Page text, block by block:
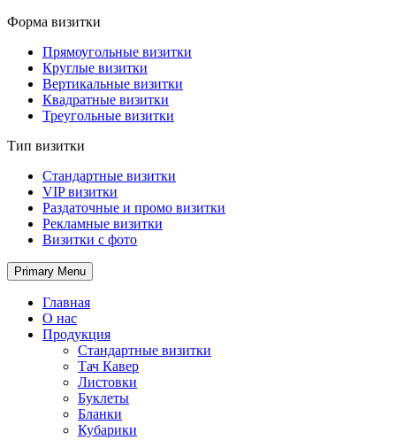
Форма визитки
Прямоугольные визитки
Круглые визитки
Вертикальные визитки
Квадратные визитки
Треугольные визитки
Тип визитки
Стандартные визитки
VIP визитки
Раздаточные и промо визитки
Рекламные визитки
Визитки с фото
Primary Menu
Главная
О нас
Продукция
Стандартные визитки
Тач Кавер
Листовки
Буклеты
Бланки
Кубарики